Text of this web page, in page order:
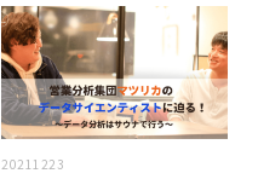
20211223